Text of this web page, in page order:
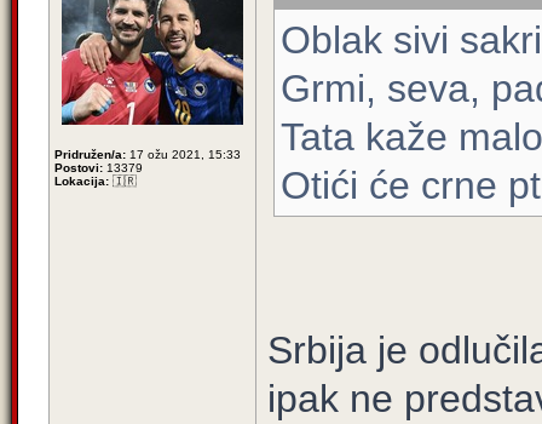
Pridružen/a: 17 ožu 2021, 15:33
Postovi: 13379
Lokacija: 🇮🇷
Oblak sivi
Grmi, seva,
Tata kaže
Otići će crne
Srbija je
ipak ne